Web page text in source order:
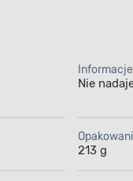
Nie
213 g